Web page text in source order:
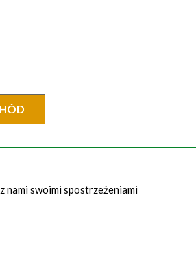
nami swoimi spostrzeżeniami